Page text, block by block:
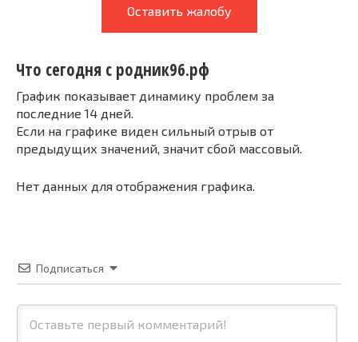
Оставить жалобу
Что сегодня с родник96.рф
График показывает динамику проблем за
последние 14 дней.
Если на графике виден сильный отрыв от
предыдущих значений, значит сбой массовый.
Нет данных для отображения графика.
Подписаться